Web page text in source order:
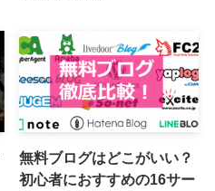
無料ブログはどこがいい？
初心者におすすめの16サー